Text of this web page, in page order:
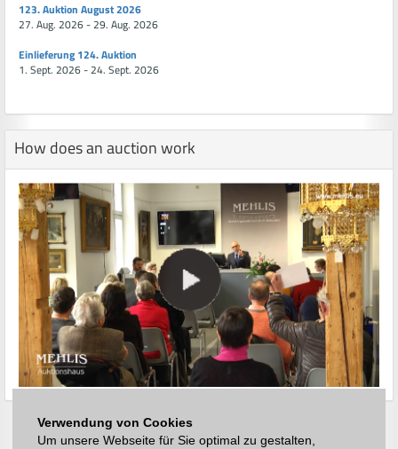
Verwendung von Cookies
Um unsere Webseite für Sie optimal zu gestalten,
123. Auktion August 2026
27. Aug. 2026 - 29. Aug. 2026
Einlieferung 124. Auktion
1. Sept. 2026 - 24. Sept. 2026
How does an auction work